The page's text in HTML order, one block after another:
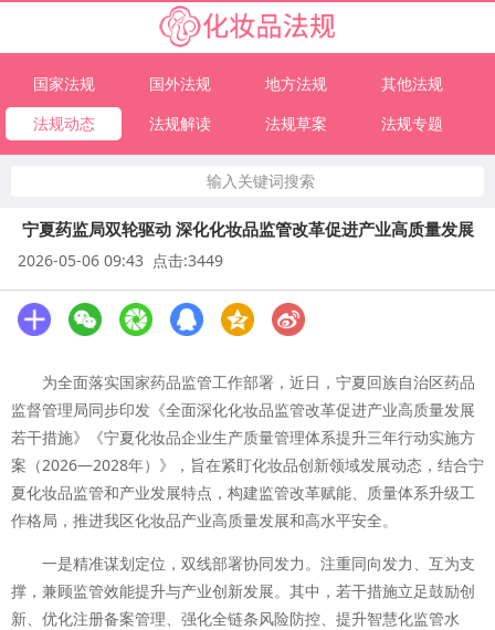
国家法规 国外法规 地方法规
其他法规
法规动态
法规解读 法规草案 法规专题
输入关键词搜索
宁夏药监局双轮驱动 深化化妆品监管改革促进产业高质量发展
2026-05-06 09:43 点击:3449
为全面落实国家药品监管工作部署，近日，宁夏回族自治区药品
监督管理局同步印发《全面深化化妆品监管改革促进产业高质量发展
若干措施》《宁夏化妆品企业生产质量管理体系提升三年行动实施方
案（2026—2028年）》，旨在紧盯化妆品创新领域发展动态，结合宁
夏化妆品监管和产业发展特点，构建监管改革赋能、质量体系升级工
作格局，推进我区化妆品产业高质量发展和高水平安全。
一是精准谋划定位，双线部署协同发力。注重同向发力、互为支
撑，兼顾监管效能提升与产业创新发展。其中，若干措施立足鼓励创
新、优化注册备案管理、强化全链条风险防控、提升智慧化监管水